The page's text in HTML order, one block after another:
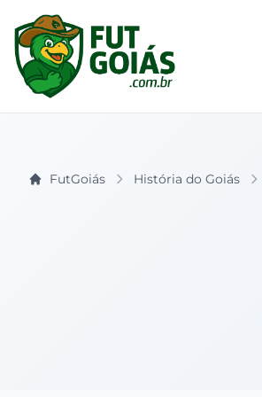
FutGoiás História do Goiás